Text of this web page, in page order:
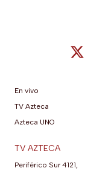
En vivo
TV Azteca
Azteca UNO
TV AZTECA
Periférico Sur 4121,